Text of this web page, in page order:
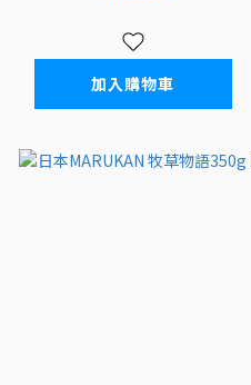
加入購物車